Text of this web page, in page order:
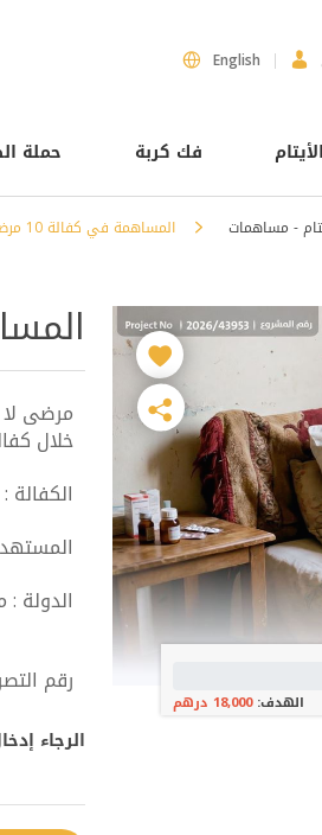
English
فك كربة حملة
- مساهمات المساهمة في كفالة 10 مرضى من مصر
الهدف:18,000 درهم
مرضى لا
خلال
الكفالة : 150 درهم شهرياً
المستهدف:
الدولة
رقم التصريح:
الرجاء